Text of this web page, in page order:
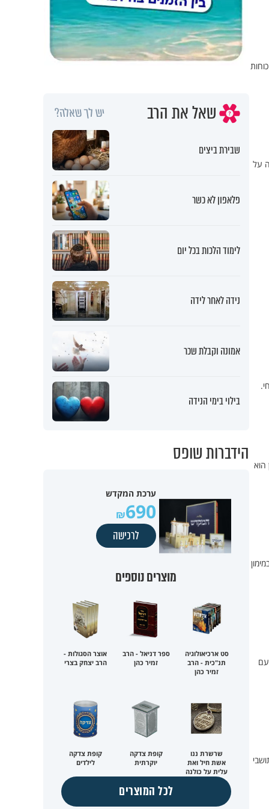
על
הוא
שאל את הרב יש לך שאלה?
שבירת ביצים
פלאפון לא כשר
לימוד הלכות בכל יום
נידה לאחר לידה
אמונה וקבלת שכר
בילוי בימי הנידה
הידברות שופס
ערכת המקדש
690
לרכישה
מוצרים נוספים
סט ארכיאולוגיה
תנ"כית - הרב
זמיר כהן
ספר דניאל - הרב
זמיר כהן
אוצר הסגולות -
הרב יצחק בצרי
שרשרת ננו
אשת חיל ואת
עלית על כולנה
קופת צדקה
יוקרתית
קופת צדקה
לילדים
לכל המוצרים